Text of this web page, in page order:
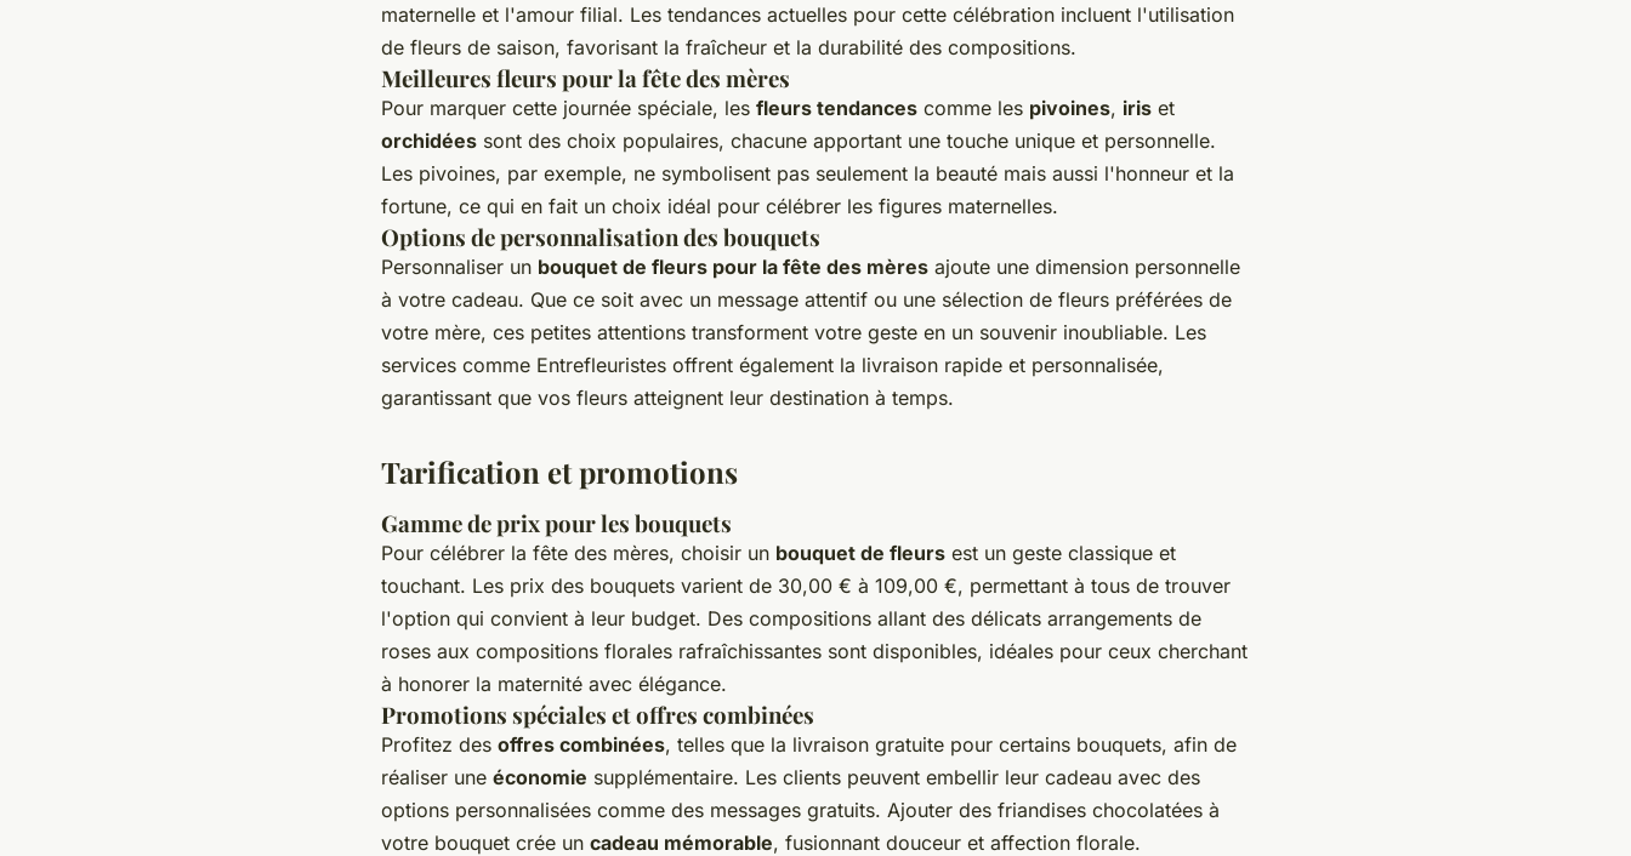
maternelle et l'amour filial. Les tendances actuelles pour cette célébration incluent l'utilisation
de fleurs de saison, favorisant la fraîcheur et la durabilité des compositions.
Meilleures fleurs pour la fête des mères
Pour marquer cette journée spéciale, les fleurs tendances comme les pivoines, iris et
orchidées sont des choix populaires, chacune apportant une touche unique et personnelle.
Les pivoines, par exemple, ne symbolisent pas seulement la beauté mais aussi l'honneur et la
fortune, ce qui en fait un choix idéal pour célébrer les figures maternelles.
Options de personnalisation des bouquets
Personnaliser un bouquet de fleurs pour la fête des mères ajoute une dimension personnelle
à votre cadeau. Que ce soit avec un message attentif ou une sélection de fleurs préférées de
votre mère, ces petites attentions transforment votre geste en un souvenir inoubliable. Les
services comme Entrefleuristes offrent également la livraison rapide et personnalisée,
garantissant que vos fleurs atteignent leur destination à temps.
Tarification et promotions
Gamme de prix pour les bouquets
Pour célébrer la fête des mères, choisir un bouquet de fleurs est un geste classique et
touchant. Les prix des bouquets varient de 30,00 € à 109,00 €, permettant à tous de trouver
l'option qui convient à leur budget. Des compositions allant des délicats arrangements de
roses aux compositions florales rafraîchissantes sont disponibles, idéales pour ceux cherchant
à honorer la maternité avec élégance.
Promotions spéciales et offres combinées
Profitez des offres combinées, telles que la livraison gratuite pour certains bouquets, afin de
réaliser une économie supplémentaire. Les clients peuvent embellir leur cadeau avec des
options personnalisées comme des messages gratuits. Ajouter des friandises chocolatées à
votre bouquet crée un cadeau mémorable, fusionnant douceur et affection florale.